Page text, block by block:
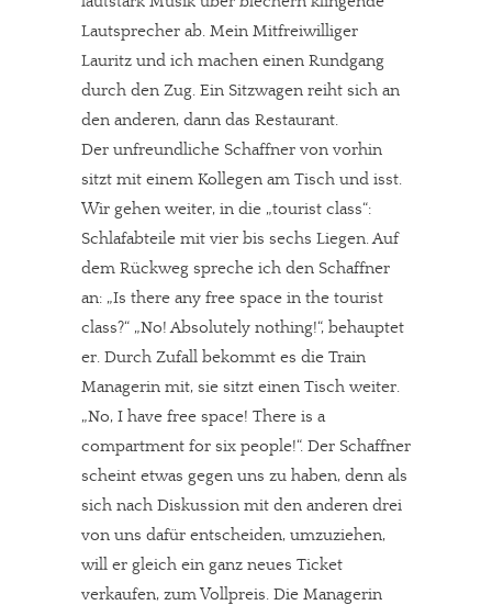
Lautsprecher ab. Mein Mitfreiwilliger
Lauritz und ich machen einen Rundgang
durch den Zug. Ein Sitzwagen reiht sich an
den anderen, dann das Restaurant.
Der unfreundliche Schaffner von vorhin
sitzt mit einem Kollegen am Tisch und isst.
Wir gehen weiter, in die „tourist class“:
Schlafabteile mit vier bis sechs Liegen. Auf
dem Rückweg spreche ich den Schaffner
an: „Is there any free space in the tourist
class?“ „No! Absolutely nothing!“, behauptet
er. Durch Zufall bekommt es die Train
Managerin mit, sie sitzt einen Tisch weiter.
„No, I have free space! There is a
compartment for six people!“. Der Schaffner
scheint etwas gegen uns zu haben, denn als
sich nach Diskussion mit den anderen drei
von uns dafür entscheiden, umzuziehen,
will er gleich ein ganz neues Ticket
verkaufen, zum Vollpreis. Die Managerin